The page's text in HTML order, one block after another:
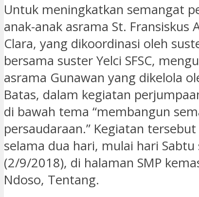
Untuk meningkatkan semangat
anak-anak asrama St. Fransiskus
Clara, yang dikoordinasi oleh
bersama suster Yelci SFSC,
asrama Gunawan yang dikelola
Batas, dalam kegiatan
di bawah tema “membangun
persaudaraan.” Kegiatan
selama dua hari, mulai hari
(2/9/2018), di halaman SMP
Ndoso, Tentang.